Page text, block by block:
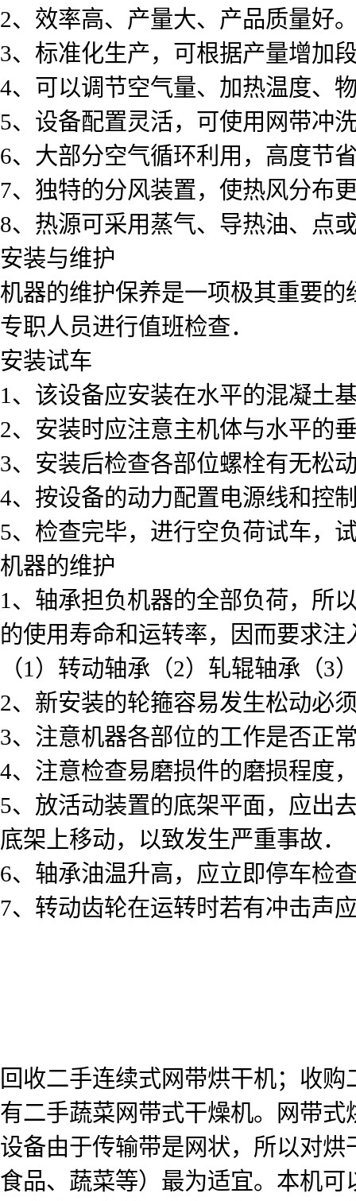
2、效率高、产量大、产品质量好
3、标准化生产，可根据产量增加
4、可以调节空气量、加热温度、
5、设备配置灵活，可使用网带冲
6、大部分空气循环利用，高度节
7、独特的分风装置，使热风分布
8、热源可采用蒸气、导热油、点
安装与维护
机器的维护保养是一项极其重要
专职人员进行值班检查．
安装试车
1、该设备应安装在水平的混凝土
2、安装时应注意主机体与水平的
3、安装后检查各部位螺栓有无松
4、按设备的动力配置电源线和控
5、检查完毕，进行空负荷试车，
机器的维护
1、轴承担负机器的全部负荷，所
的使用寿命和运转率，因而要求
（1）转动轴承（2）轧辊轴承（3
2、新安装的轮箍容易发生松动必
3、注意机器各部位的工作是否正
4、注意检查易磨损件的磨损程度
5、放活动装置的底架平面，应出
底架上移动，以致发生严重事故．
6、轴承油温升高，应立即停车检
7、转动齿轮在运转时若有冲击声
回收二手连续式网带烘干机；收
有二手蔬菜网带式干燥机。网带
设备由于传输带是网状，所以对
食品、蔬菜等）最为适宜。本机